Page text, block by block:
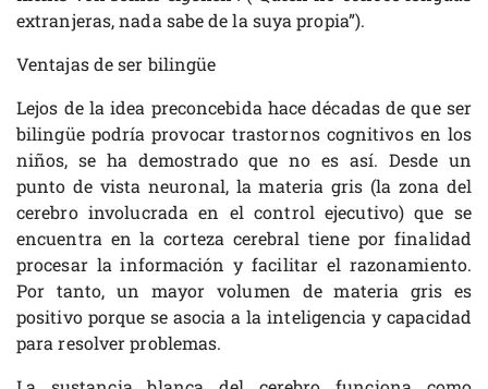
extranjeras, nada sabe de la suya propia”).
Ventajas de ser bilingüe
Lejos de la idea preconcebida hace décadas de que ser
bilingüe podría provocar trastornos cognitivos en los
niños, se ha demostrado que no es así. Desde un
punto de vista neuronal, la materia gris (la zona del
cerebro involucrada en el control ejecutivo) que se
encuentra en la corteza cerebral tiene por finalidad
procesar la información y facilitar el razonamiento.
Por tanto, un mayor volumen de materia gris es
positivo porque se asocia a la inteligencia y capacidad
para resolver problemas.